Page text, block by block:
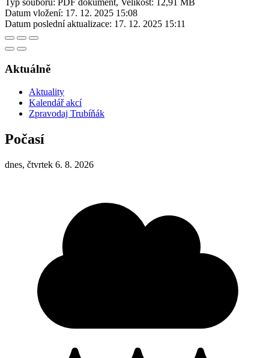
Datum vložení: 17. 12. 2025 15:08
Datum poslední aktualizace: 17. 12. 2025 15:11
Aktuálně
Aktuality
Kalendář akcí
Zpravodaj Trubíňák
Počasí
dnes, čtvrtek 6. 8. 2026